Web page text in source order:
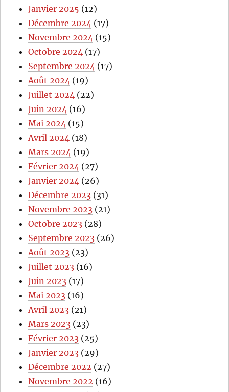
Janvier 2025 (12)
Décembre 2024 (17)
Novembre 2024 (15)
Octobre 2024 (17)
Septembre 2024 (17)
Août 2024 (19)
Juillet 2024 (22)
Juin 2024 (16)
Mai 2024 (15)
Avril 2024 (18)
Mars 2024 (19)
Février 2024 (27)
Janvier 2024 (26)
Décembre 2023 (31)
Novembre 2023 (21)
Octobre 2023 (28)
Septembre 2023 (26)
Août 2023 (23)
Juillet 2023 (16)
Juin 2023 (17)
Mai 2023 (16)
Avril 2023 (21)
Mars 2023 (23)
Février 2023 (25)
Janvier 2023 (29)
Décembre 2022 (27)
Novembre 2022 (16)